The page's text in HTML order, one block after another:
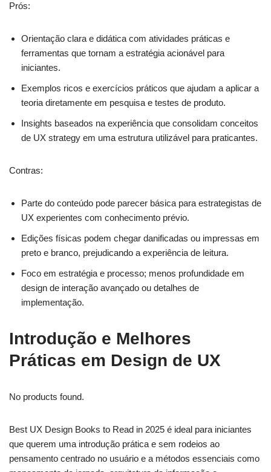
Prós:
Orientação clara e didática com atividades práticas e
ferramentas que tornam a estratégia acionável para
iniciantes.
Exemplos ricos e exercícios práticos que ajudam a aplicar a
teoria diretamente em pesquisa e testes de produto.
Insights baseados na experiência que consolidam conceitos
de UX strategy em uma estrutura utilizável para praticantes.
Contras:
Parte do conteúdo pode parecer básica para estrategistas de
UX experientes com conhecimento prévio.
Edições físicas podem chegar danificadas ou impressas em
preto e branco, prejudicando a experiência de leitura.
Foco em estratégia e processo; menos profundidade em
design de interação avançado ou detalhes de
implementação.
Introdução e Melhores
Práticas em Design de UX
No products found.
Best UX Design Books to Read in 2025 é ideal para iniciantes
que querem uma introdução prática e sem rodeios ao
pensamento centrado no usuário e a métodos essenciais como